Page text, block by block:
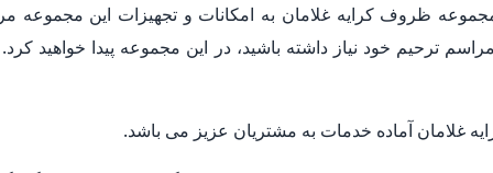
ظروف کرایه غلامان به امکانات و تجهیزات این مجموعه
ترحیم خود نیاز داشته باشید، در این مجموعه پیدا خواهید
غلامان آماده خدمات به مشتریان عزیز می باشد.